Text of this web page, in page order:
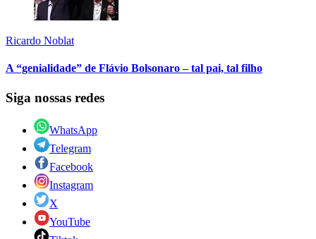
Ricardo Noblat
A “genialidade” de Flávio Bolsonaro – tal pai, tal filho
Siga nossas redes
WhatsApp
Telegram
Facebook
Instagram
X
YouTube